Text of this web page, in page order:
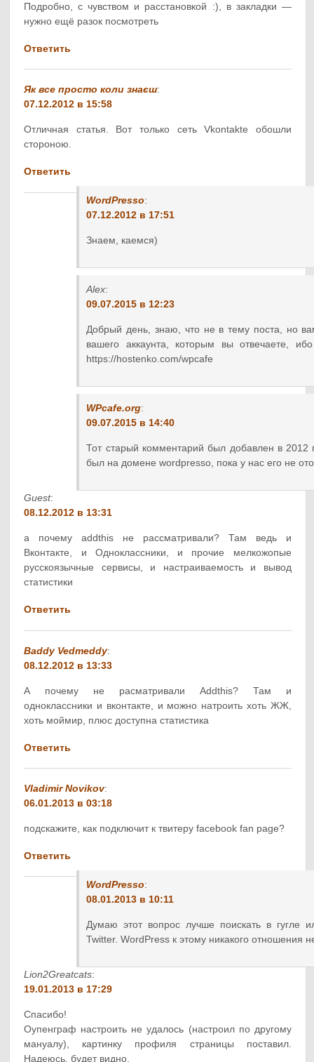
Подробно, с чувством и расстановкой :), в закладки —
нужно ещё разок посмотреть
Ответить
Як все просто коли знаєш:
07.12.2012 в 15:58
Отличная статья. Вот только сеть Vkontakte обошли
стороною.
Ответить
WordPresso:
07.12.2012 в 17:51
Знаем, каемся)
Alex:
09.07.2015 в 12:23
Добрый день, знаю, что не в тему поста, но
вашего аккаунта, которым вы отвечаете,
https://hostenko.com/wpcafe
WPcafe.org:
09.07.2015 в 14:40
Тот старый комментарий был добавлен в 2012
был на домене wordpresso, пока у нас его не
Guest:
08.12.2012 в 13:31
а почему addthis не рассматривали? Там ведь и
Вконтакте, и Одноклассники, и прочие мелкожопые
русскоязычные сервисы, и настраиваемость и вывод
статистики
Ответить
Baddy Vedmeddy:
08.12.2012 в 13:33
А почему не расматривали Addthis? Там и
одноклассники и вконтакте, и можно натроить хоть ЖЖ,
хоть моймир, плюс доступна статистика
Ответить
Vladimir Novikov:
06.01.2013 в 03:18
подскажите, как подключит к твитеру facebook fan page?
Ответить
WordPresso:
08.01.2013 в 10:11
Думаю этот вопрос лучше поискать в гугле
Twitter. WordPress к этому никакого отношения
Lion2Greatcats:
19.01.2013 в 17:29
Спасибо!
Оупенграф настроить не удалось (настроил по другому
мануалу), картинку профиля страницы поставил.
Надеюсь, будет видно.